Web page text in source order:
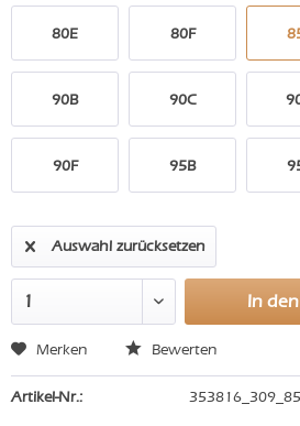
80E 80F
90B 90C
90F 95B
Auswahl zurücksetzen
In den
Merken Bewerten
Artikel-Nr.: